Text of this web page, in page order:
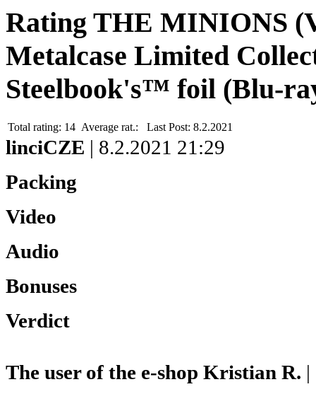
Rating THE MINIONS
Metalcase Limited
Steelbook's™ foil (Blu-
Total rating: 14 Average rat.: Last Post: 8.2.2021
linciCZE | 8.2.2021 21:29
Packing
Video
Audio
Bonuses
Verdict
The user of the e-shop Kristian R.